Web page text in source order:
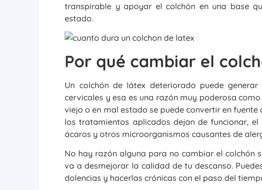
transpirable y apoyar el colchón en una base
estado.
Por qué cambiar el
Un colchón de látex deteriorado puede
cervicales y esa es una razón muy poderosa
viejo o en mal estado se puede convertir en
los tratamientos aplicados dejan de funcionar,
ácaros y otros microorganismos causantes de
No hay razón alguna para no cambiar el colchón
va a desmejorar la calidad de tu descanso.
dolencias y hacerlas crónicas con el paso del